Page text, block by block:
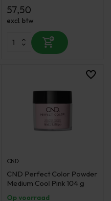
57,50
excl. btw
CND
CND Perfect Color Powder
Medium Cool Pink 104 g
Op voorraad